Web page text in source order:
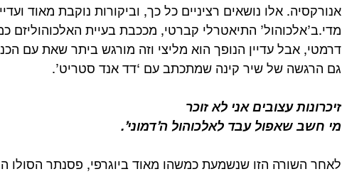
אנורקסיה. אלו נושאים רציניים כל כך, וביקורות נוקבת מאוד
מדי.ב’אלכוהול’ התיאטרלי קברטי, מככבת בעיית
דרמטי, אבל עדיין הנופך הוא מליצי וזה מורגש ביתר שאת עם
גם הרגשה של שיר קינה שמתכתב עם ‘דד אנד סטריט’.
זיכרונות עצובים אני לא זוכר
מי חשב שאפול עבד לאלכוהול ה’דמוני’.
לאחר השורה הזו שנשמעת כמשהו מאוד ביוגרפי, פסנתר הסולו